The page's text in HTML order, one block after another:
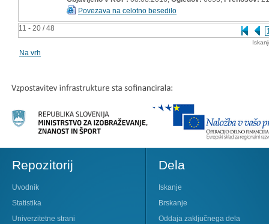
11 - 20 / 48
Povezava na celotno besedilo
Na vrh
Repozitorij
Uvodnik
Statistika
Univerzitetne strani
Dela
Iskanje
Brskanje
Oddaja zaključnega dela